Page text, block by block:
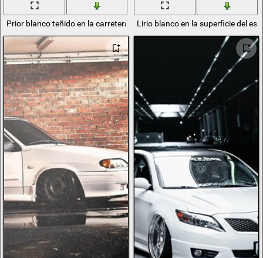
Prior blanco teñido en la carretera de MoscúLirio blanco en la superficie del